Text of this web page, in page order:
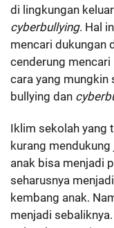
di lingkungan
cyberbullying. Hal
mencari dukungan
cenderung
cara yang mungkin
bullying dan
Iklim sekolah yang
kurang
anak bisa menjadi
seharusnya
kembang anak.
menjadi